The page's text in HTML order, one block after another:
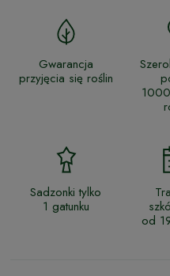
Gwarancja
przyjęcia się roślin
Sadzonki tylko
1 gatunku
od